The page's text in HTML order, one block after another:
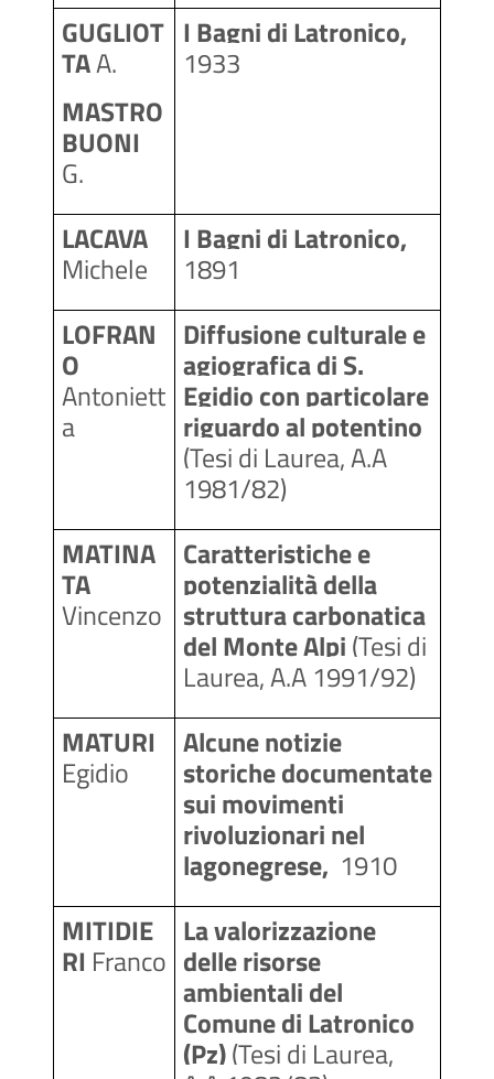
GUGLIOT
TA A.
MASTRO
G.
1933
Michele
1891
LOFRAN
O
Antoniett
a
Diffusione culturale e
agiografica di S.
Egidio con particolare
(Tesi di Laurea, A.A
1981/82)
MATINA
TA
Vincenzo
Caratteristiche e
potenzialità della
struttura carbonatica
del Monte Alpi (Tesi di
Laurea, A.A 1991/92)
MATURI
Egidio
Alcune notizie
storiche documentate
sui movimenti
rivoluzionari nel
lagonegrese, 1910
MITIDIE
RI Franco
La valorizzazione
delle risorse
ambientali del
Comune di Latronico
(Pz) (Tesi di Laurea,